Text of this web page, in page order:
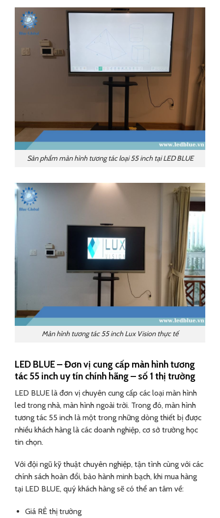
Sản phẩm màn hình tương tác loại 55 inch tại LED BLUE
Màn hình tương tác 55 inch Lux Vision thực tế
LED BLUE – Đơn vị cung cấp màn hình tương
tác 55 inch uy tín chính hãng – số 1 thị trường
LED BLUE là đơn vị chuyên cung cấp các loại màn hình
led trong nhà, màn hình ngoài trời. Trong đó, màn hình
tương tác 55 inch là một trong những dòng thiết bị được
nhiều khách hàng là các doanh nghiệp, cơ sở trường học
tin chọn.
Với đội ngũ kỹ thuật chuyên nghiệp, tận tình cùng với các
chính sách hoàn đổi, bảo hành minh bạch, khi mua hàng
tại LED BLUE, quý khách hàng sẽ có thể an tâm về:
Giá RẺ thị trường